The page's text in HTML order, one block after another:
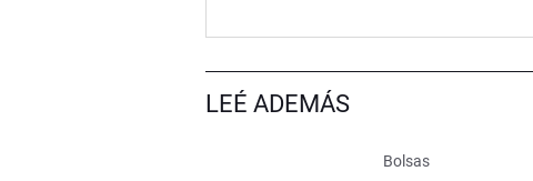
LEÉ ADEMÁS
Bolsas